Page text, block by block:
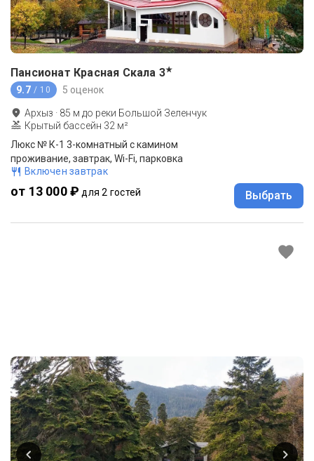
Пансионат Красная Скала 3★
9.7 / 10 5 оценок
Архыз · 85 м до реки Большой Зеленчук
Крытый бассейн 32 м²
Люкс № К-1 3-комнатный с камином
проживание, завтрак, Wi-Fi, парковка
Включен завтрак
от 13 000 ₽ для 2 гостей Выбрать